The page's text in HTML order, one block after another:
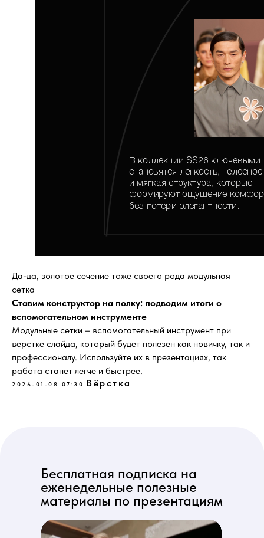
Да-да, золотое сечение тоже своего рода модульная
сетка
Ставим конструктор на полку: подводим итоги о
вспомогательном инструменте
Модульные сетки – вспомогательный инструмент при
верстке слайда, который будет полезен как новичку, так и
профессионалу. Используйте их в презентациях, так
работа станет легче и быстрее.
2026-01-08 07:30 Вёрстка